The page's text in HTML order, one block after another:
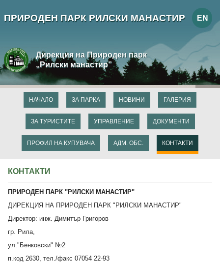
ПРИРОДЕН ПАРК РИЛСКИ МАНАСТИР EN
Дирекция на Природен парк
„Рилски манастир”
НАЧАЛО ЗА ПАРКА НОВИНИ
ЗА ТУРИСТИТЕ УПРАВЛЕНИЕ
ПРОФИЛ НА КУПУВАЧА
ДОКУМЕНТИ
ГАЛЕРИЯ
АДМ. ОБС. КОНТАКТИ
КОНТАКТИ
ПРИРОДЕН ПАРК "РИЛСКИ МАНАСТИР"
ДИРЕКЦИЯ НА ПРИРОДЕН ПАРК "РИЛСКИ МАНАСТИР"
Директор: инж. Димитър Григоров
гр. Рила,
ул."Бенковски" №2
п.код 2630, тел./факс 07054 22-93